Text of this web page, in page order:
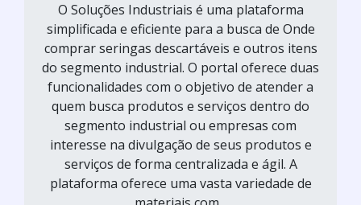
O Soluções Industriais é uma plataforma
simplificada e eficiente para a busca de Onde
comprar seringas descartáveis e outros itens
do segmento industrial. O portal oferece duas
funcionalidades com o objetivo de atender a
quem busca produtos e serviços dentro do
segmento industrial ou empresas com
interesse na divulgação de seus produtos e
serviços de forma centralizada e ágil. A
plataforma oferece uma vasta variedade de